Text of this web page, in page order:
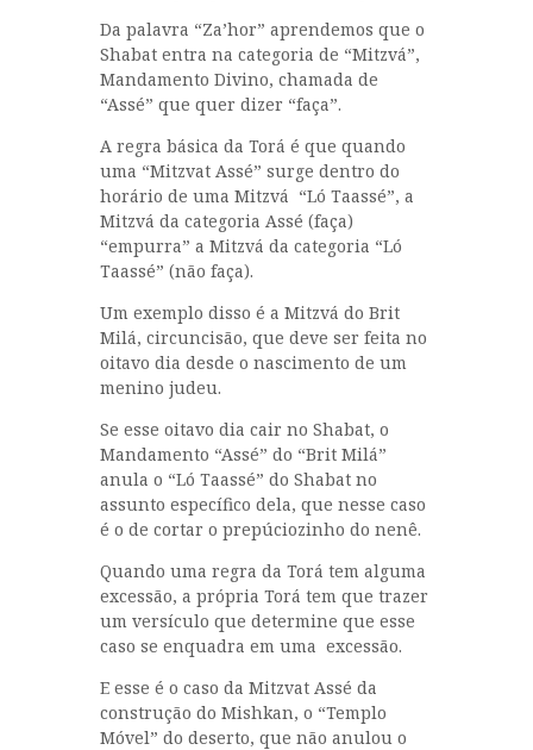
Da palavra “Za’hor” aprendemos que o
Shabat entra na categoria de “Mitzvá”,
Mandamento Divino, chamada de
“Assé” que quer dizer “faça”.
A regra básica da Torá é que quando
uma “Mitzvat Assé” surge dentro do
horário de uma Mitzvá “Ló Taassé”, a
Mitzvá da categoria Assé (faça)
“empurra” a Mitzvá da categoria “Ló
Taassé” (não faça).
Um exemplo disso é a Mitzvá do Brit
Milá, circuncisão, que deve ser feita no
oitavo dia desde o nascimento de um
menino judeu.
Se esse oitavo dia cair no Shabat, o
Mandamento “Assé” do “Brit Milá”
anula o “Ló Taassé” do Shabat no
assunto específico dela, que nesse caso
é o de cortar o prepúciozinho do nenê.
Quando uma regra da Torá tem alguma
excessão, a própria Torá tem que trazer
um versículo que determine que esse
caso se enquadra em uma excessão.
E esse é o caso da Mitzvat Assé da
construção do Mishkan, o “Templo
Móvel” do deserto, que não anulou o